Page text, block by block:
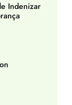
Indenizar